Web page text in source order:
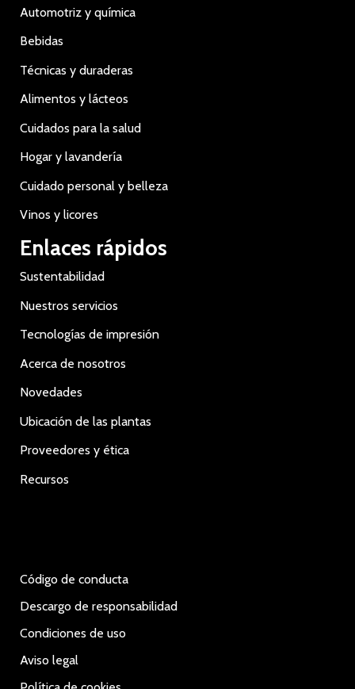
Automotriz y química
Bebidas
Técnicas y duraderas
Alimentos y lácteos
Cuidados para la salud
Hogar y lavandería
Cuidado personal y belleza
Vinos y licores
Enlaces rápidos
Sustentabilidad
Nuestros servicios
Tecnologías de impresión
Acerca de nosotros
Novedades
Ubicación de las plantas
Proveedores y ética
Recursos
Código de conducta
Descargo de responsabilidad
Condiciones de uso
Aviso legal